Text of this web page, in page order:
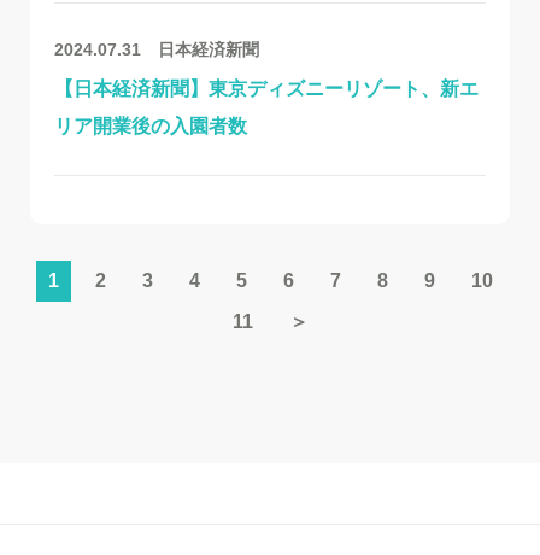
2024.07.31 日本経済新聞
【日本経済新聞】東京ディズニーリゾート、新エ
リア開業後の入園者数
1 2 3 4 5 6 7 8 9
10
11
＞